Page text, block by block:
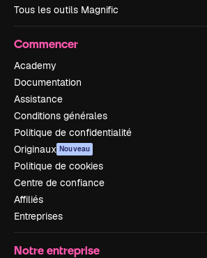
Tous les outils Magnific
Commencer
Academy
Documentation
Assistance
Conditions générales
Politique de confidentialité
Originaux Nouveau
Politique de cookies
Centre de confiance
Affiliés
Entreprises
Notre entreprise